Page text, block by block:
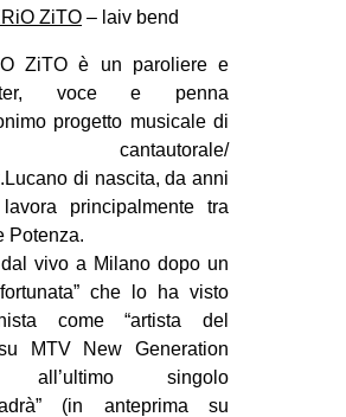
ZiTO – laiv bend
ZiTO è un paroliere e
voce e penna
progetto musicale di
cantautorale/
di nascita, da anni
principalmente tra
Potenza.
vivo a Milano dopo un
che lo ha visto
come “artista del
MTV New Generation
all’ultimo singolo
(in anteprima su